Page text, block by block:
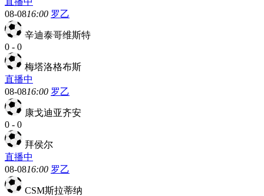
08-0816:00 罗乙
辛迪泰哥维斯特
0 - 0
梅塔洛格布斯
直播中
08-0816:00 罗乙
康戈迪亚齐安
0 - 0
拜侯尔
直播中
08-0816:00 罗乙
CSM斯拉蒂纳